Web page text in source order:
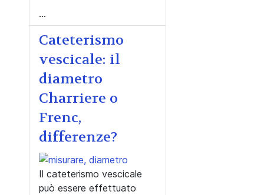
...
Cateterismo
vescicale: il
diametro
Charriere o
Frenc,
differenze?
Il cateterismo vescicale
può essere effettuato